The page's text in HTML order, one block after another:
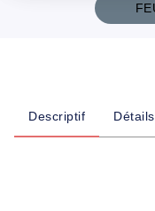
Descriptif Détails